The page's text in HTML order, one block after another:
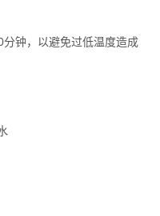
钟，以避免过低温度造成